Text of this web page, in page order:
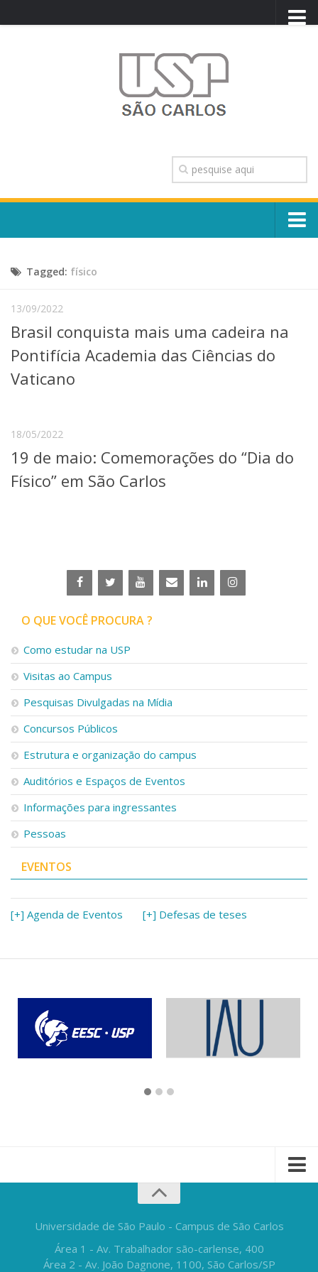
TRANSPARÊNCIA
OUVIDORIA
CONTATO
Escola, Institutos e Órgãos
Núcleos e Comissões
Telefones e Mapas
Pessoas
Graduação
Cursos de Extensão
Pesquisa e Inovação
Linhas de Pesquisa
Centros, Núcleos e Projetos em Rede
Extensão à Comunidade
Projetos, Programas e Cursos
Museus e Espaços Interativos
Bibliotecas
Apoio ao Estudante
Segurança, Trânsito e Prevenção
RH, Administrativo e Financeiro
Outros serviços
Comunicação
Assessorias e Mídias
Aplicativos e Sites
Jornal da USP
Agenda de Eventos
Defesa de Teses
Tagged: físico
13/09/2022
Brasil conquista mais uma cadeira na
Pontifícia Academia das Ciências do
Vaticano
18/05/2022
19 de maio: Comemorações do “Dia do
Físico” em São Carlos
O QUE VOCÊ PROCURA ?
Como estudar na USP
Visitas ao Campus
Pesquisas Divulgadas na Mídia
Concursos Públicos
Estrutura e organização do campus
Auditórios e Espaços de Eventos
Informações para ingressantes
Pessoas
EVENTOS
[+] Agenda de Eventos [+] Defesas de teses
Universidade de São Paulo - Campus de São Carlos
Área 1 - Av. Trabalhador são-carlense, 400
Área 2 - Av. João Dagnone, 1100, São Carlos/SP